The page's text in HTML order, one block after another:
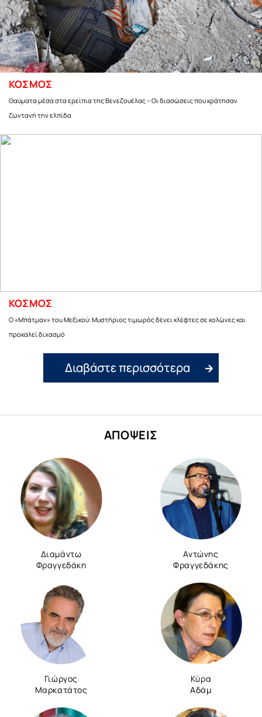
ΚΟΣΜΟΣ
Θαύματα μέσα στα ερείπια της Βενεζουέλας – Οι διασώσεις που κράτησαν
ζωντανή την ελπίδα
ΚΟΣΜΟΣ
Ο «Μπάτμαν» του Μεξικού: Μυστήριος τιμωρός δένει κλέφτες σε κολώνες και
προκαλεί διχασμό
Διαβάστε περισσότερα
ΑΠΟΨΕΙΣ
Διαμάντω
Φραγγεδάκη
Αντώνης
Φραγγεδάκης
Γιώργος
Μαρκατάτος
Κύρα
Αδάμ